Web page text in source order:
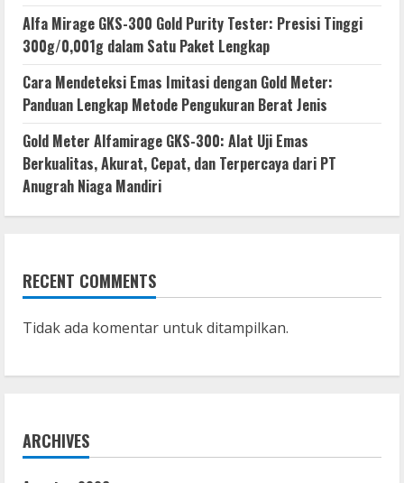
Alfa Mirage GKS-300 Gold Purity Tester: Presisi Tinggi
300g/0,001g dalam Satu Paket Lengkap
Cara Mendeteksi Emas Imitasi dengan Gold Meter:
Panduan Lengkap Metode Pengukuran Berat Jenis
Gold Meter Alfamirage GKS-300: Alat Uji Emas
Berkualitas, Akurat, Cepat, dan Terpercaya dari PT
Anugrah Niaga Mandiri
RECENT COMMENTS
Tidak ada komentar untuk ditampilkan.
ARCHIVES